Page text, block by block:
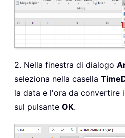
2. Nella finestra di dialogo
seleziona nella casella
la data e l'ora da convertire
sul pulsante OK.